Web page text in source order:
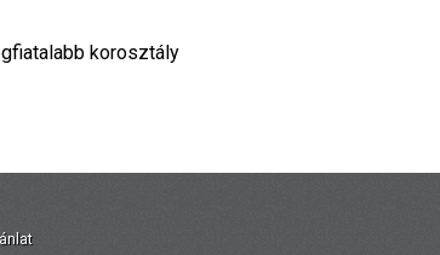
korosztály